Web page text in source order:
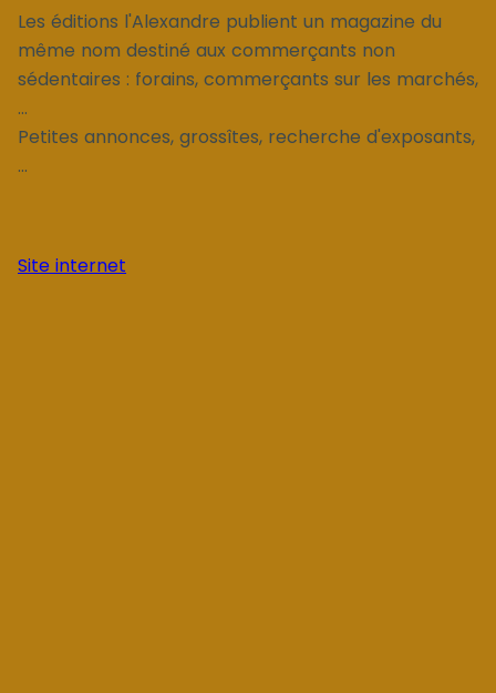
Les éditions l'Alexandre publient un magazine du
même nom destiné aux commerçants non
sédentaires : forains, commerçants sur les marchés,
...
Petites annonces, grossîtes, recherche d'exposants,
...
Site internet